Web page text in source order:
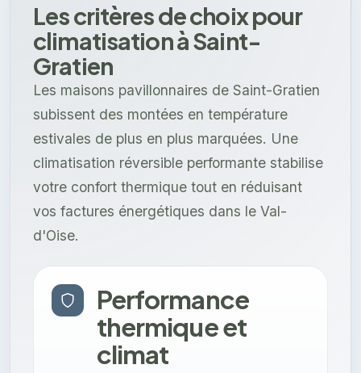
Les critères de choix pour
climatisation à Saint-
Gratien
Les maisons pavillonnaires de Saint-Gratien
subissent des montées en température
estivales de plus en plus marquées. Une
climatisation réversible performante stabilise
votre confort thermique tout en réduisant
vos factures énergétiques dans le Val-
d'Oise.
Performance
thermique et
climat